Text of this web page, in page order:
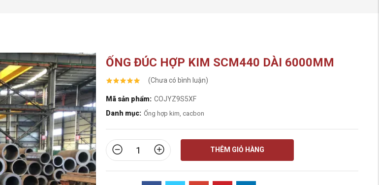
ỐNG ĐÚC HỢP KIM SCM440 DÀI 6000MM
(Chưa có bình luận)
Mã sản phẩm: COJYZ9S5XF
Danh mục: Ống hợp kim, cacbon
THÊM GIỎ HÀNG